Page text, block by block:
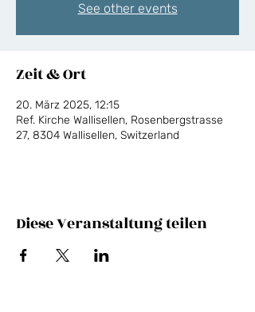
See other events
Zeit & Ort
20. März 2025, 12:15
Ref. Kirche Wallisellen, Rosenbergstrasse
27, 8304 Wallisellen, Switzerland
Diese Veranstaltung teilen